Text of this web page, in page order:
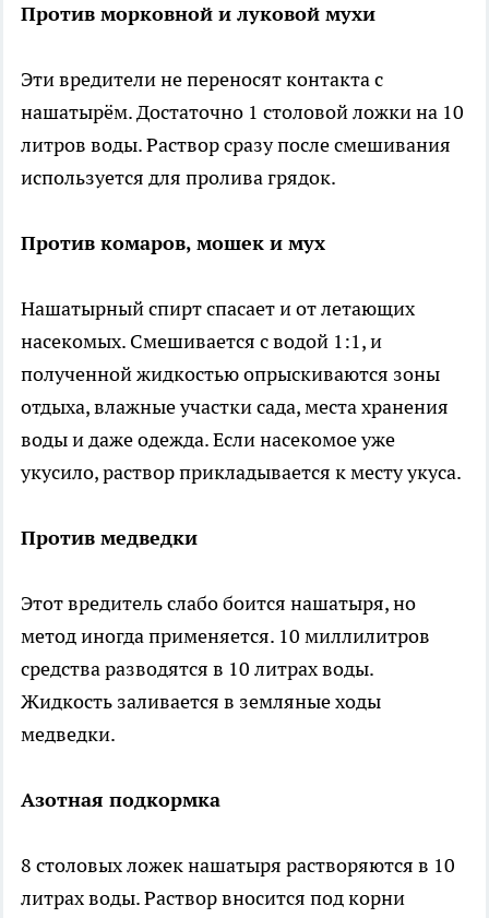
Против морковной и луковой мухи
Эти вредители не переносят контакта с
нашатырём. Достаточно 1 столовой ложки на 10
литров воды. Раствор сразу после смешивания
используется для пролива грядок.
Против комаров, мошек и мух
Нашатырный спирт спасает и от летающих
насекомых. Смешивается с водой 1:1, и
полученной жидкостью опрыскиваются зоны
отдыха, влажные участки сада, места хранения
воды и даже одежда. Если насекомое уже
укусило, раствор прикладывается к месту укуса.
Против медведки
Этот вредитель слабо боится нашатыря, но
метод иногда применяется. 10 миллилитров
средства разводятся в 10 литрах воды.
Жидкость заливается в земляные ходы
медведки.
Азотная подкормка
8 столовых ложек нашатыря растворяются в 10
литрах воды. Раствор вносится под корни